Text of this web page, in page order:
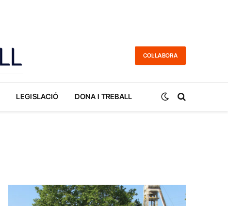
COL·LABORA
LEGISLACIÓ DONA I TREBALL